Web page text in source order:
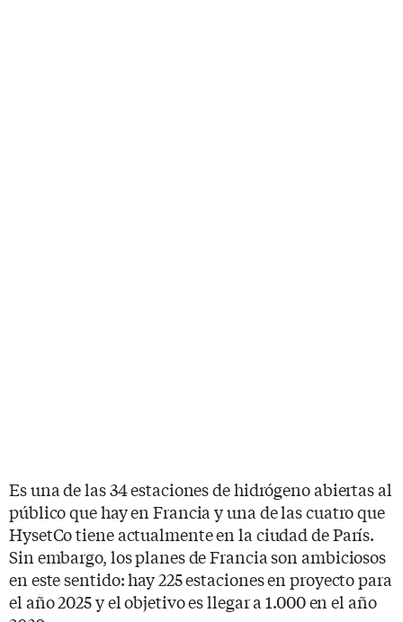
Es una de las 34 estaciones de hidrógeno abiertas al
público que hay en Francia y una de las cuatro que
HysetCo tiene actualmente en la ciudad de París.
Sin embargo, los planes de Francia son ambiciosos
en este sentido: hay 225 estaciones en proyecto para
el año 2025 y el objetivo es llegar a 1.000 en el año